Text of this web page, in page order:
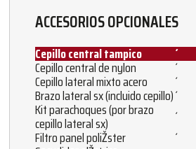
ACCESORIOS OPCIONALES
Cepillo central tampico ´
Cepillo central de nylon ´
Cepillo lateral mixto acero ´
Brazo lateral sx (incluido cepillo)´
Kit parachoques (por brazo
cepillo lateral sx) ´
Filtro panel poliŽster
´